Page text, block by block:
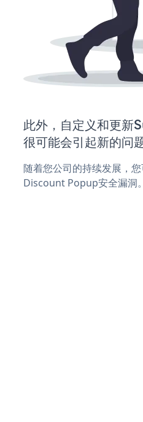
此外，自定义和更
很可能会引起新的问
随着您公司的持续发展，
Discount Popup安全漏洞。